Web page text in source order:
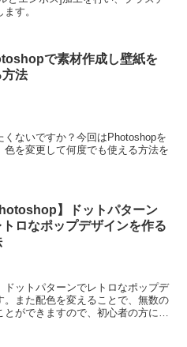
す。
で素材作成し壁紙を
法
ないですか？今回はPhotoshopを
を変更して何度でも使える方法を
】ドットパターン
ロなポップデザインを作る
ットパターンでレトロなポップデ
また配色を変えることで、無数の
ができますので、初心者の方にも